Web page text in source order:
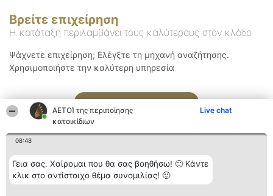
ΑΕΤΟΊ της περιποίησης
κατοικίδιων
Live chat
08:48
Γεια σας. Χαίρομαι που θα σας βοηθήσω! 🙂 Κάντε
κλικ στο αντίστοιχο θέμα συνομιλίας! 🙂
Βρείτε επιχείρηση
Η κατάταξη περιλαμβάνει τους καλύτερους στον κλάδο
Ψάχνετε επιχείρηση; Ελέγξτε τη μηχανή αναζήτησης.
Χρησιμοποιήστε την καλύτερη υπηρεσία
Αναζήτηση